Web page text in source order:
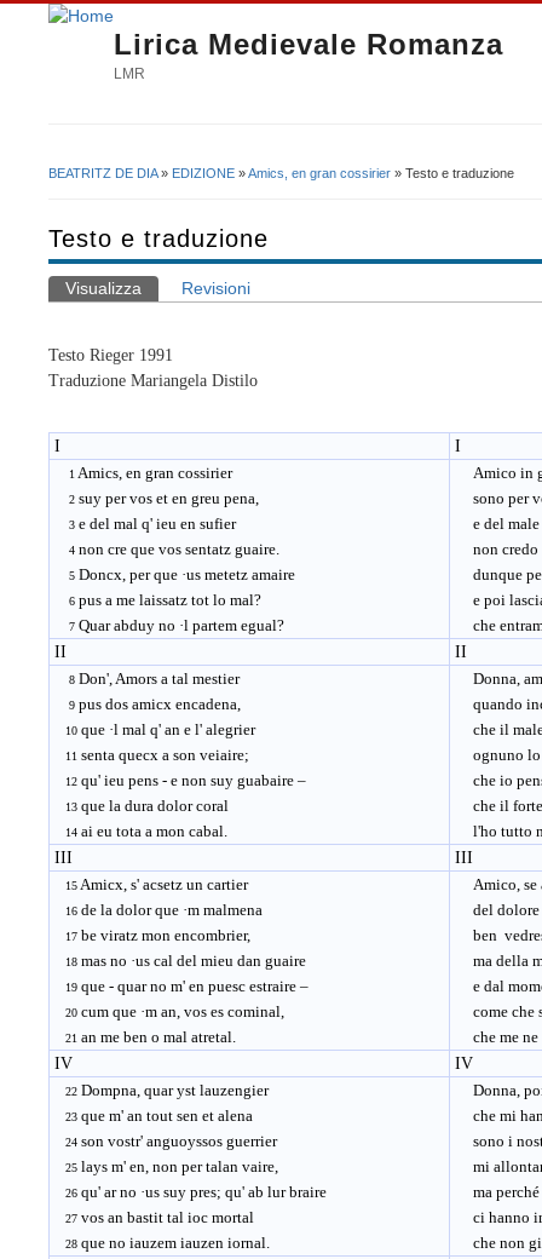
Lirica Medievale Romanza
LMR
BEATRITZ DE DIA» EDIZIONE »Amics, en gran cossirier » Testo e traduzione
Testo e traduzione
Schede primarie
Visualizza (scheda attiva)
Revisioni
Testo Rieger 1991
Traduzione Mariangela Distilo
I I
1Amics, en gran cossirier
2 suy per vos et en greu pena,
3 e del mal q' ieu en sufier
4 non cre que vos sentatz guaire.
5 Doncx, per que ·us metetz amaire
6 pus a me laissatz tot lo mal?
7 Quar abduy no ·l partem egual?
Amico in
sono per
e del male
non credo
dunque
e poi
che
II
II
8 Don', Amors a tal mestier
9 pus dos amicx encadena,
10 que ·l mal q' an e l' alegrier
11 senta quecx a son veiaire;
12 qu' ieu pens - e non suy guabaire –
13 que la dura dolor coral
14 ai eu tota a mon cabal.
Donna,
quando
che il male
ognuno lo
che io
che il forte
l'ho tutto
III
III
15Amicx, s' acsetz un cartier
16 de la dolor que ·m malmena
17 be viratz mon encombrier,
18 mas no ·us cal del mieu dan guaire
19 que - quar no m' en puesc estraire –
20 cum que ·m an, vos es cominal,
21 an me ben o mal atretal.
Amico, se
del dolore
ben
ma della
e dal
come che
che me ne
IV
IV
22 Dompna, quar yst lauzengier
23 que m' an tout sen et alena
24 son vostr' anguoyssos guerrier
25 lays m' en, non per talan vaire,
26 qu' ar no ·us suy pres; qu' ab lur braire
27 vos an bastit tal ioc mortal
28 que no iauzem iauzen iornal.
Donna,
che mi
sono i
mi
ma perché
ci hanno
che non